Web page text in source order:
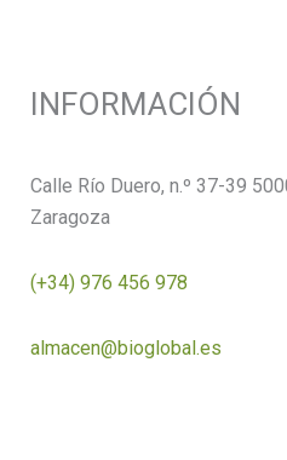
INFORMACIÓN
Calle Río Duero, n.º 37-39
Zaragoza
(+34) 976 456 978
almacen@bioglobal.es